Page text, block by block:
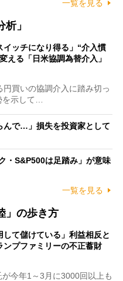
一覧を見る
」
イッチになり得る」“介入慣
える「日米協調為替介入」
買いの協調介入に踏み切っ
示して…
んで…」損失を投資家として
・S&P500は足踏み」が意味
一覧を見る
」の歩き方
して儲けている」利益相反と
ンプファミリーの不正蓄財
今年1～3月に3000回以上も